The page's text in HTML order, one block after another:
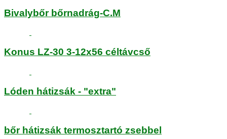
Bivalybőr bőrnadrág-C.M
Konus LZ-30 3-12x56 céltávcső
Lóden hátizsák - "extra"
bőr hátizsák termosztartó zsebbel